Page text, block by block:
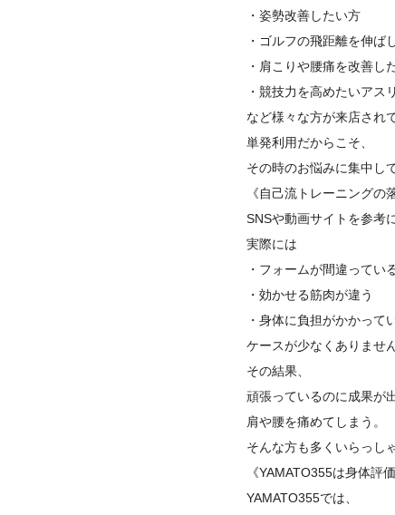
・姿勢改善したい方
・ゴルフの飛距離を伸ば
・肩こりや腰痛を改善し
・競技力を高めたいアス
など様々な方が来店され
単発利用だからこそ、
その時のお悩みに集中し
《自己流トレーニングの
SNSや動画サイトを参考
実際には
・フォームが間違ってい
・効かせる筋肉が違う
・身体に負担がかかって
ケースが少なくありません
その結果、
頑張っているのに成果が
肩や腰を痛めてしまう。
そんな方も多くいらっし
《YAMATO355は身体評
YAMATO355では、